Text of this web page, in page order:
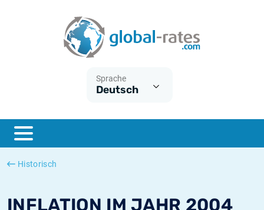
Sprache
Deutsch
Historisch
INFLATION IM JAHR 2004
ESTER
SONIA
Was ist die VPI-Inflation?
Was ist die HVPI-Inflation?
Deutsche inflation
Europäische inflation
Historische Euribor-Sätze
Historische ESTER-Sätze
Historische SOFR-Sätze
Historische SONIA-Sätze
Inflationsrechner